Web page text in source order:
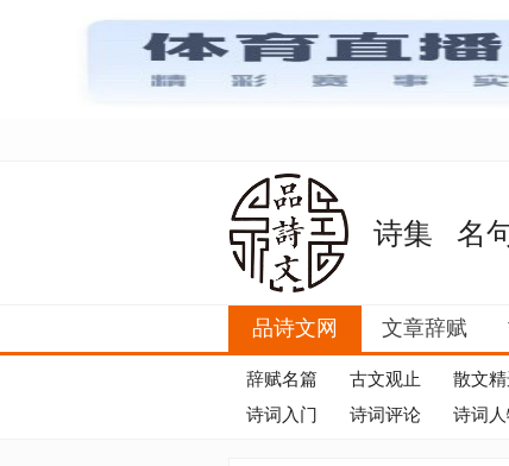
诗集 名
品诗文网 文章辞赋
辞赋名篇 古文观止 散文
诗词入门
诗词评论 诗词人